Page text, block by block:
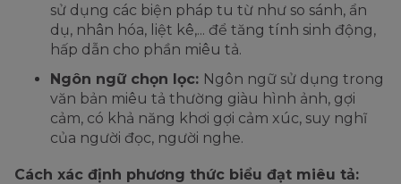
sử dụng các biện pháp tu từ như so sánh, ẩn
dụ, nhân hóa, liệt kê,... để tăng tính sinh động,
hấp dẫn cho phần miêu tả.
Ngôn ngữ chọn lọc: Ngôn ngữ sử dụng trong
văn bản miêu tả thường giàu hình ảnh, gợi
cảm, có khả năng khơi gợi cảm xúc, suy nghĩ
của người đọc, người nghe.
Cách xác định phương thức biểu đạt miêu tả: